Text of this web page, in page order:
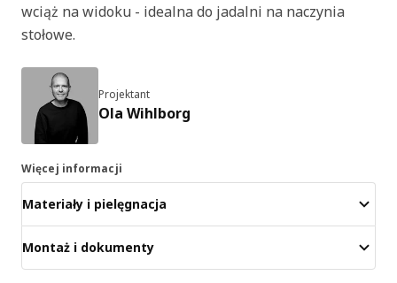
wciąż na widoku - idealna do jadalni na naczynia
stołowe.
Projektant
Ola Wihlborg
Więcej informacji
Materiały i pielęgnacja
Montaż i dokumenty